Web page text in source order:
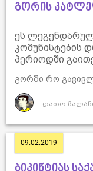
გორის
ეს
კომუნისტების
პერიოდში
გორში რო
დათო
09.02.2019